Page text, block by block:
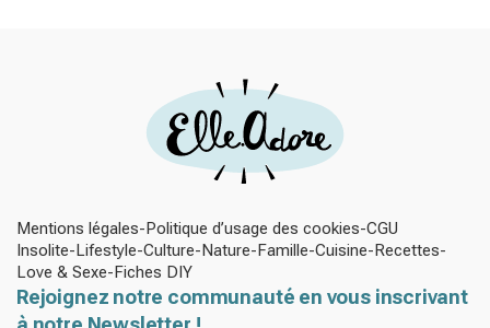
Mentions légales Politique d’usage des cookies CGU
Insolite Lifestyle Culture Nature Famille Cuisine Recettes
Love & Sexe Fiches DIY
Rejoignez notre communauté en vous inscrivant